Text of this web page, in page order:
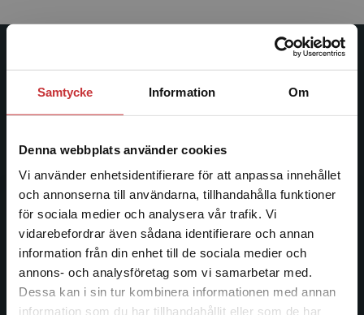
Samtycke Information Om
Denna webbplats använder cookies
Vi använder enhetsidentifierare för att anpassa innehållet
och annonserna till användarna, tillhandahålla funktioner
för sociala medier och analysera vår trafik. Vi
vidarebefordrar även sådana identifierare och annan
information från din enhet till de sociala medier och
annons- och analysföretag som vi samarbetar med.
Dessa kan i sin tur kombinera informationen med annan
information som du har tillhandahållit eller som de har
Begränsad fraktregion
Studentlitteratur
Studentlitteratur grundades 1963 och är idag Sveriges
facklitteratur, utbildningar och digitala
informationstjänster i utbudet, finns Studentlitteratur med
längs hela kunskapsresan.
Kontakta oss
Kontakta oss
046-31 20 00